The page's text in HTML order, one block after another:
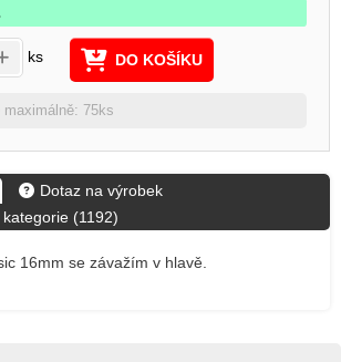
ks DO KOŠÍKU
75ks
Dotaz na výrobek
(1192)
16mm se závažím v hlavě.